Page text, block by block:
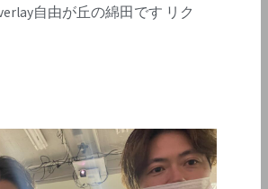
自由が丘の綿田です リク